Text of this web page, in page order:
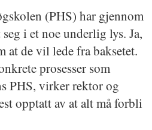
(PHS) har gjennom
i et noe underlig lys. Ja,
at de vil lede fra baksetet.
prosesser som
PHS, virker rektor og
opptatt av at alt må forbli